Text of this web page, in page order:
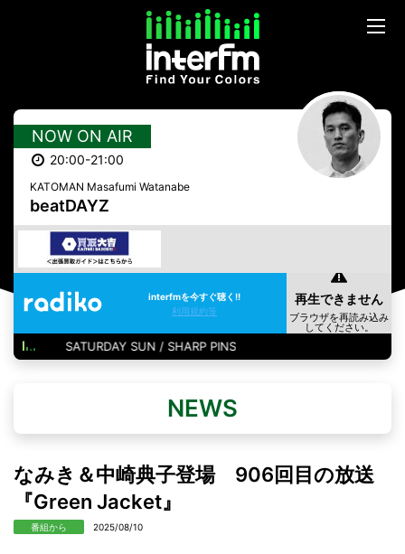
NOW ON AIR
20:00-21:00
KATOMAN Masafumi Watanabe
beatDAYZ
interfmを今すぐ聴く!!
利用規約等
SATURDAY SUN / SHARP PINS
NEWS
なみき＆中崎典子登場 906回目の放送
『Green Jacket』
番組から 2025/08/10